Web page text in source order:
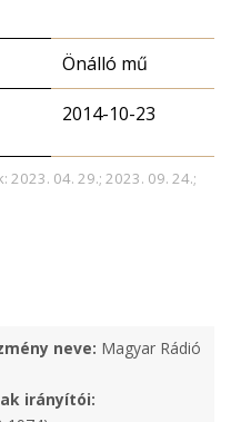
Önálló mű
2014-10-23
2023. 04. 29.; 2023. 09. 24.;
neve: Magyar Rádió
irányítói: